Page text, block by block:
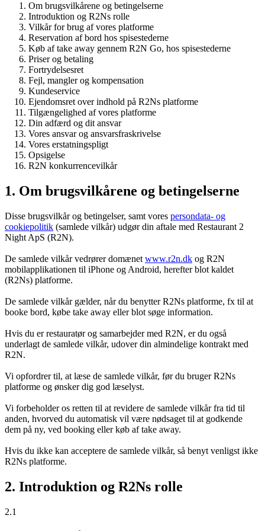
Om brugsvilkårene og betingelserne
Introduktion og R2Ns rolle
Vilkår for brug af vores platforme
Reservation af bord hos spisestederne
Køb af take away gennem R2N Go, hos spisestederne
Priser og betaling
Fortrydelsesret
Fejl, mangler og kompensation
Kundeservice
Ejendomsret over indhold på R2Ns platforme
Tilgængelighed af vores platforme
Din adfærd og dit ansvar
Vores ansvar og ansvarsfraskrivelse
Vores erstatningspligt
Opsigelse
R2N konkurrencevilkår
1. Om brugsvilkårene og betingelserne
Disse brugsvilkår og betingelser, samt vores persondata- og
cookiepolitik (samlede vilkår) udgør din aftale med Restaurant 2
Night ApS (R2N).
De samlede vilkår vedrører domænet www.r2n.dk og R2N
mobilapplikationen til iPhone og Android, herefter blot kaldet
(R2Ns) platforme.
De samlede vilkår gælder, når du benytter R2Ns platforme, fx til at
booke bord, købe take away eller blot søge information.
Hvis du er restauratør og samarbejder med R2N, er du også
underlagt de samlede vilkår, udover din almindelige kontrakt med
R2N.
Vi opfordrer til, at læse de samlede vilkår, før du bruger R2Ns
platforme og ønsker dig god læselyst.
Vi forbeholder os retten til at revidere de samlede vilkår fra tid til
anden, hvorved du automatisk vil være nødsaget til at godkende
dem på ny, ved booking eller køb af take away.
Hvis du ikke kan acceptere de samlede vilkår, så benyt venligst ikke
R2Ns platforme.
2. Introduktion og R2Ns rolle
2.1